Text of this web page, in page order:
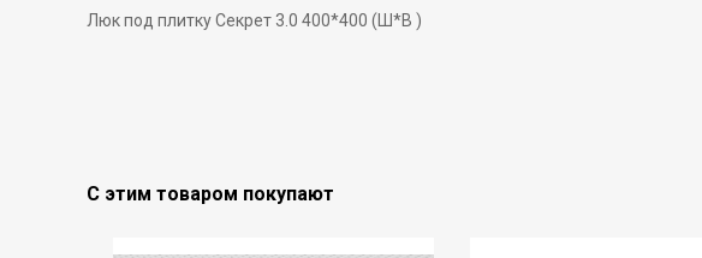
Люк под плитку Секрет 3.0 400*400 (Ш*В )
С этим товаром покупают